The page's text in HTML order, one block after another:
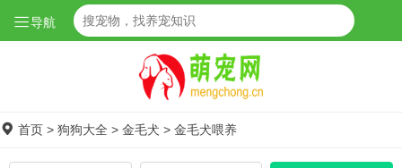
导航
首页 > 狗狗大全 > 金毛犬 > 金毛犬喂养